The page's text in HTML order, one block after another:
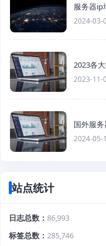
服务器ip
2024-03-
2023各
2023-11-
国外服
2024-05-
站点统计
日志总数 86,993
标签总数
285,746